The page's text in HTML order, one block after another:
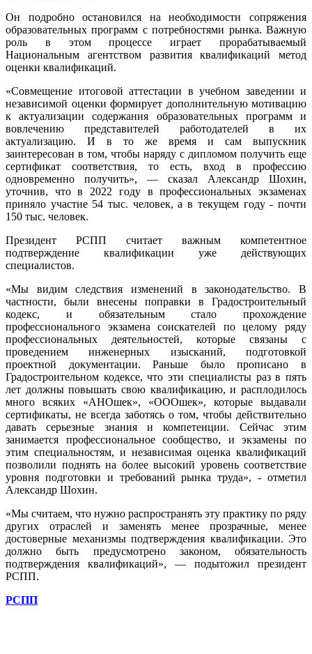
Он подробно остановился на необходимости сопряжения
образовательных программ с потребностями рынка. Важную
роль в этом процессе играет прорабатываемый
Национальным агентством развития квалификаций метод
оценки квалификаций.
«Совмещение итоговой аттестации в учебном заведении и
независимой оценки формирует дополнительную мотивацию
к актуализации содержания образовательных программ и
вовлечению представителей работодателей в их
актуализацию. И в то же время и сам выпускник
заинтересован в том, чтобы наряду с дипломом получить еще
сертификат соответствия, то есть, вход в профессию
одновременно получить», — сказал Александр Шохин,
уточнив, что в 2022 году в профессиональных экзаменах
приняло участие 54 тыс. человек, а в текущем году - почти
150 тыс. человек.
Президент РСПП считает важным компетентное
подтверждение квалификации уже действующих
специалистов.
«Мы видим следствия изменений в законодательство. В
частности, были внесены поправки в Градостроительный
кодекс, и обязательным стало прохождение
профессионального экзамена соискателей по целому ряду
профессиональных деятельностей, которые связаны с
проведением инженерных изысканий, подготовкой
проектной документации. Раньше было прописано в
Градостроительном кодексе, что эти специалисты раз в пять
лет должны повышать свою квалификацию, и расплодилось
много всяких «АНОшек», «ОООшек», которые выдавали
сертификаты, не всегда заботясь о том, чтобы действительно
давать серьезные знания и компетенции. Сейчас этим
занимается профессиональное сообщество, и экзамены по
этим специальностям, и независимая оценка квалификаций
позволили поднять на более высокий уровень соответствие
уровня подготовки и требований рынка труда», - отметил
Александр Шохин.
«Мы считаем, что нужно распространять эту практику по ряду
других отраслей и заменять менее прозрачные, менее
достоверные механизмы подтверждения квалификации. Это
должно быть предусмотрено законом, обязательность
подтверждения квалификаций», — подытожил президент
РСПП.
РСПП